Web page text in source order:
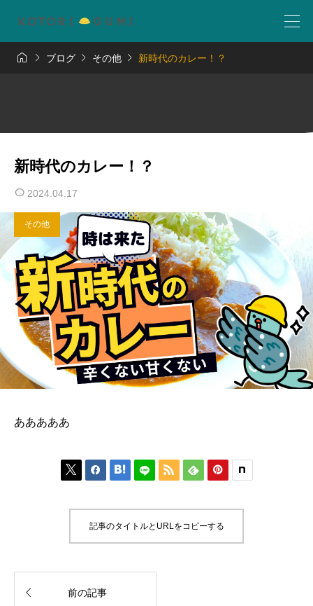
  ブログ  その他  新時代のカレー！？
新時代のカレー！？
2024.04.17
その他
あああああ
     
記事のタイトルとURLをコピーする
 前の記事